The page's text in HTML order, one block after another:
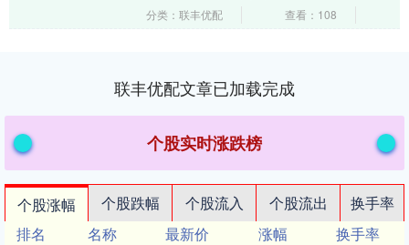
的视频中，多位成年男子对 G1 进....
分类：联丰优配 查看：108
联丰优配文章已加载完成
个股实时涨跌榜
个股涨幅 个股跌幅 个股流入 个股流出
换手率
排名
名称 最新价 涨幅
换手率